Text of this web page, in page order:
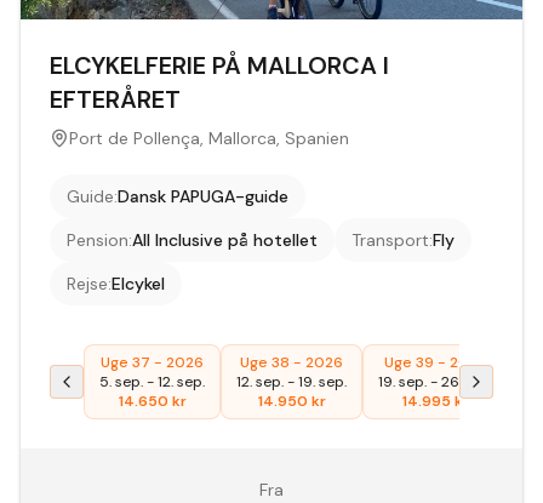
ELCYKELFERIE PÅ MALLORCA I
EFTERÅRET
Port de Pollença, Mallorca, Spanien
Guide:Dansk PAPUGA-guide
Pension:All Inclusive på hotellet Transport:Fly
Rejse:Elcykel
Uge 37 - 2026
5. sep.-12. sep.
14.650 kr
Uge 38 - 2026
12. sep.-19. sep.
14.950 kr
Uge 39 - 2026
19. sep.-26. sep.
14.995 kr
Fra